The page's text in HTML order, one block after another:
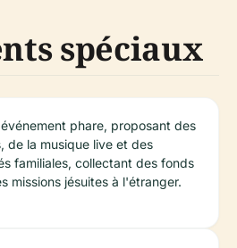
spéciaux
phare, proposant des
de la musique live et des
familiales, collectant des fonds
missions jésuites à l'étranger.